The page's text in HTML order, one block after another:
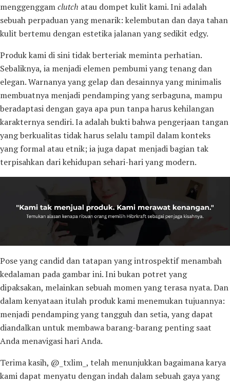
menggenggamclutch atau dompet kulit kami. Ini adalah
sebuah perpaduan yang menarik: kelembutan dan daya tahan
kulit bertemu dengan estetika jalanan yang sedikit edgy.
Produk kami di sini tidak berteriak meminta perhatian.
Sebaliknya, ia menjadi elemen pembumi yang tenang dan
elegan. Warnanya yang gelap dan desainnya yang minimalis
membuatnya menjadi pendamping yang serbaguna, mampu
beradaptasi dengan gaya apa pun tanpa harus kehilangan
karakternya sendiri. Ia adalah bukti bahwa pengerjaan tangan
yang berkualitas tidak harus selalu tampil dalam konteks
yang formal atau etnik; ia juga dapat menjadi bagian tak
terpisahkan dari kehidupan sehari-hari yang modern.
Pose yang candid dan tatapan yang introspektif menambah
kedalaman pada gambar ini. Ini bukan potret yang
dipaksakan, melainkan sebuah momen yang terasa nyata. Dan
dalam kenyataan itulah produk kami menemukan tujuannya:
menjadi pendamping yang tangguh dan setia, yang dapat
diandalkan untuk membawa barang-barang penting saat
Anda menavigasi hari Anda.
Terima kasih, @_txlim_, telah menunjukkan bagaimana karya
kami dapat menyatu dengan indah dalam sebuah gaya yang